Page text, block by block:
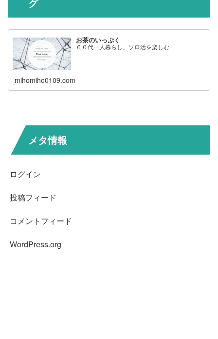
グ
お茶のいっぷく
６０代一人暮らし、ソロ活を楽しむ
mihomiho0109.com
メタ情報
ログイン
投稿フィード
コメントフィード
WordPress.org